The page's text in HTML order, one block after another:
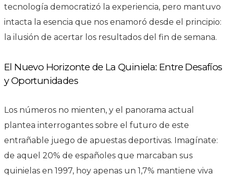
tecnología democratizó la experiencia, pero mantuvo
intacta la esencia que nos enamoró desde el principio:
la ilusión de acertar los resultados del fin de semana.
El Nuevo Horizonte de La Quiniela: Entre Desafíos
y Oportunidades
Los números no mienten, y el panorama actual
plantea interrogantes sobre el futuro de este
entrañable juego de apuestas deportivas. Imagínate:
de aquel 20% de españoles que marcaban sus
quinielas en 1997, hoy apenas un 1,7% mantiene viva